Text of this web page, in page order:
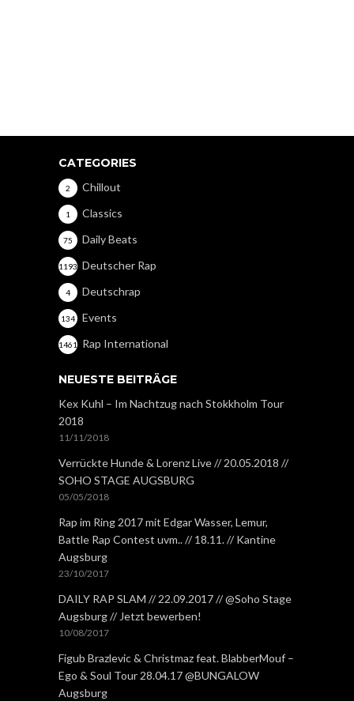
CATEGORIES
Chillout
2
Classics
1
Daily Beats
75
Deutscher Rap
1193
Deutschrap
4
Events
134
Rap International
1461
NEUESTE BEITRÄGE
Kex Kuhl – Im Nachtzug nach Stokkholm Tour
2018
11/11/2018
Verrückte Hunde & Lorenz Live // 20.05.2018 //
SOHO STAGE AUGSBURG
05/05/2018
Rap im Ring 2017 mit Edgar Wasser, Lemur,
Battle Rap Contest uvm.. // 18.11. // Kantine
Augsburg
23/10/2017
DAILY RAP SLAM // 22.09.2017 // @Soho Stage
Augsburg // Jetzt bewerben!
10/08/2017
Figub Brazlevic & Christmaz feat. BlabberMouf –
Ego & Soul Tour 28.04.17 @BUNGALOW
Augsburg